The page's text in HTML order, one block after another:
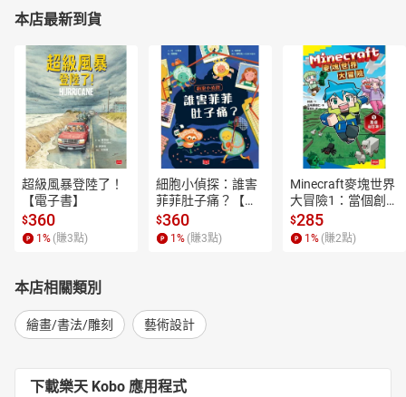
本店最新到貨
超級風暴登陸了！
【電子書】
$360
1 % (賺3點)
細胞小偵探：誰害
菲菲肚子痛？【電
子書】
$360
1 % (賺3點)
Minecraft麥塊世界
大冒險1：當個創世
神！【電子書】
$285
1 % (賺2點)
本店相關類別
繪畫/書法/雕刻 藝術設計
下載樂天 Kobo 應用程式